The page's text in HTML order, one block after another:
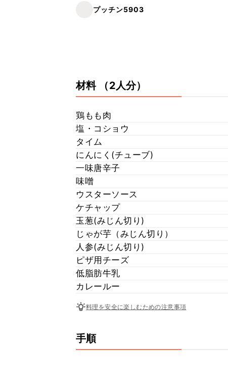
プッチン5903
材料 （2人分）
鶏もも肉
塩・コショウ
タイム
にんにく(チューブ)
一味唐辛子
味噌
ウスターソース
ケチャップ
玉葱(みじん切り)
じゃが芋（みじん切り）
人参(みじん切り)
ピザ用チーズ
低脂肪牛乳
カレールー
料理を安全に楽しむための注意事項
手順